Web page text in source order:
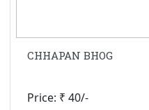
CHHAPAN BHOG
Price: ₹ 40/-